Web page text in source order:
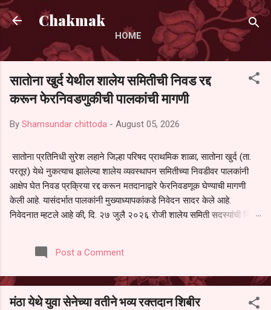
Skip to main content
Chakmak
HOME
सातोना खुर्द येथील शालेय समितीची निवड रद्द
करून फेरनिवडणुकीची पालकांची मागणी
By Shamsundar chittoda - August 05, 2026
सातोना प्रतिनिधी सुरेश लहाने जिल्हा परिषद प्राथमिक शाळा, सातोना खुर्द (ता.
परतूर) येथे नुकत्याच झालेल्या शालेय व्यवस्थापन समितीच्या निवडीवर पालकांनी
आक्षेप घेत निवड प्रक्रिया रद्द करून मतदानाद्वारे फेरनिवडणूक घेण्याची मागणी
केली आहे. यासंदर्भात पालकांनी मुख्याध्यापकांकडे निवेदन सादर केले आहे.
निवेदनात म्हटले आहे की, दि. २७ जुलै २०२६ रोजी शालेय समिती सदस्यांची निवड
पालकांना देण्यात आली नसल्याने मोठ्या संख्येने पालक बैठकीस उपस्थित राहू शकले
नाहीत. तसेच सर्व पालकांना विश्वासात न घेता निवड प्रक्रिया पूर्ण करण्यात
करण्यात यावी आणि सर्व पालकांच्या उपस्थितीत मतदान पद्धतीने शालेय समितीची
फेरनिवडणूक घेण्यात यावी, अशी मागणी पालकांनी केली आहे. या निवेदनाच्या प्रती
Post a Comment
मंठा येथे युवा सेनेच्या वतीने भव्य रक्तदान शिबीर